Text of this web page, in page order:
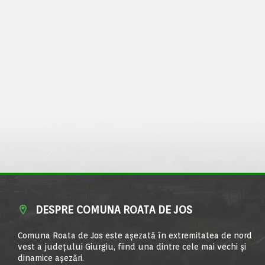
DESPRE COMUNA ROATA DE JOS
Comuna Roata de Jos este aşezată în extremitatea de nord
vest a judeţului Giurgiu, fiind una dintre cele mai vechi şi
dinamice aşezări.